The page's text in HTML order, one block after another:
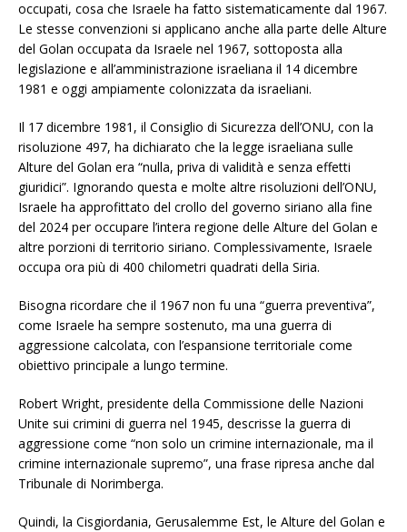
occupati, cosa che Israele ha fatto sistematicamente dal 1967.
Le stesse convenzioni si applicano anche alla parte delle Alture
del Golan occupata da Israele nel 1967, sottoposta alla
legislazione e all’amministrazione israeliana il 14 dicembre
1981 e oggi ampiamente colonizzata da israeliani.
Il 17 dicembre 1981, il Consiglio di Sicurezza dell’ONU, con la
risoluzione 497, ha dichiarato che la legge israeliana sulle
Alture del Golan era “nulla, priva di validità e senza effetti
giuridici”. Ignorando questa e molte altre risoluzioni dell’ONU,
Israele ha approfittato del crollo del governo siriano alla fine
del 2024 per occupare l’intera regione delle Alture del Golan e
altre porzioni di territorio siriano. Complessivamente, Israele
occupa ora più di 400 chilometri quadrati della Siria.
Bisogna ricordare che il 1967 non fu una “guerra preventiva”,
come Israele ha sempre sostenuto, ma una guerra di
aggressione calcolata, con l’espansione territoriale come
obiettivo principale a lungo termine.
Robert Wright, presidente della Commissione delle Nazioni
Unite sui crimini di guerra nel 1945, descrisse la guerra di
aggressione come “non solo un crimine internazionale, ma il
crimine internazionale supremo”, una frase ripresa anche dal
Tribunale di Norimberga.
Quindi, la Cisgiordania, Gerusalemme Est, le Alture del Golan e